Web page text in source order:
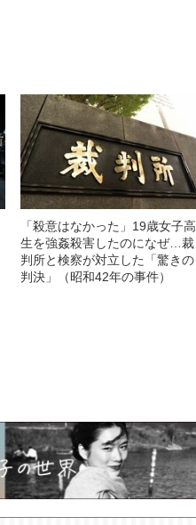
「殺意はなかった」19歳女子高
生を強姦殺害したのになぜ…裁
判所と検察が対立した「驚きの
判決」（昭和42年の事件）